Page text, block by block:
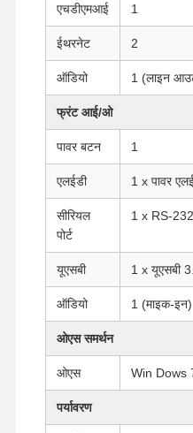
होम उत्पाद
गुणवत्ता नियंत्रण हमसे संपर्क करें
फ़ायरवॉल मिनी पीसी
औद्योगिक मिनी पीसी
1U रैकमाउंट पीसी
एचडीएमआई 1
ईथरनेट 2
ऑडियो 1 (लाइन
फ्रंट आई/ओ
पावर बटन 1
एलईडी 1 x पावर
सीरियल
पोर्ट
1 x RS-232
यूएसबी 1 x यूएसबी
ऑडियो 1 (माइक-इन)
ओएस समर्थन
ओएस Win Dows
पर्यावरण